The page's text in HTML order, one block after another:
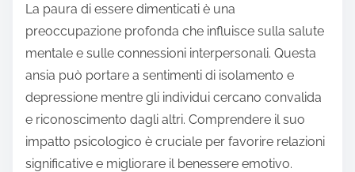
La paura di essere dimenticati è una
preoccupazione profonda che influisce sulla salute
mentale e sulle connessioni interpersonali. Questa
ansia può portare a sentimenti di isolamento e
depressione mentre gli individui cercano convalida
e riconoscimento dagli altri. Comprendere il suo
impatto psicologico è cruciale per favorire relazioni
significative e migliorare il benessere emotivo.